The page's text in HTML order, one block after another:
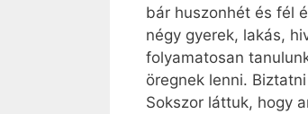
bár huszonhét és fél
négy gyerek, lakás,
folyamatosan
öregnek lenni.
Sokszor láttuk, hogy